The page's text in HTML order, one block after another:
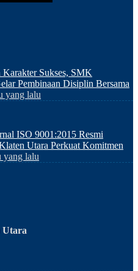
Karakter Sukses, SMK
Pembinaan Disiplin Bersama
yang lalu
ISO 9001:2015 Resmi
Utara Perkuat Komitmen
yang lalu
Utara